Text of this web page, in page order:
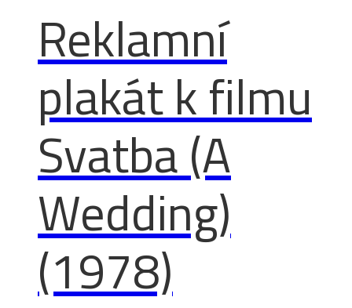
Reklamní
plakát k filmu
Svatba (A
Wedding)
(1978)